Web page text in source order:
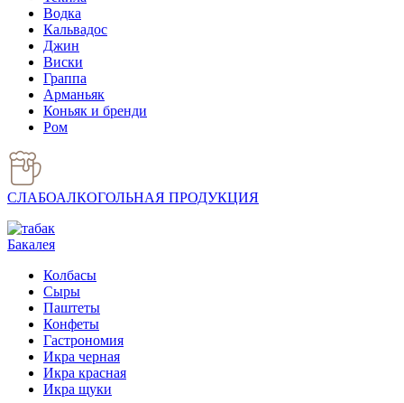
Водка
Кальвадос
Джин
Виски
Граппа
Арманьяк
Коньяк и бренди
Ром
СЛАБОАЛКОГОЛЬНАЯ ПРОДУКЦИЯ
Бакалея
Колбасы
Сыры
Паштеты
Конфеты
Гастрономия
Икра черная
Икра красная
Икра щуки